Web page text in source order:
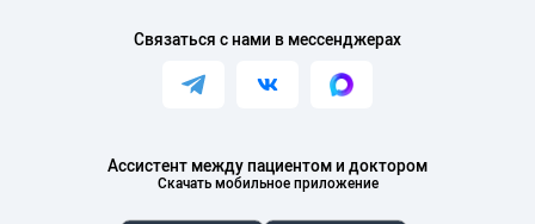
Ассистент между пациентом и доктором
Скачать мобильное приложение
Связаться с нами в мессенджерах